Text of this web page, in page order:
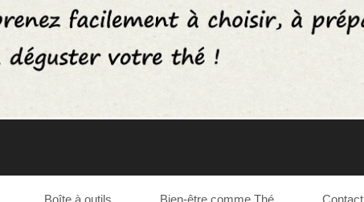
Boîte à outils Bien-être comme Thé Contact